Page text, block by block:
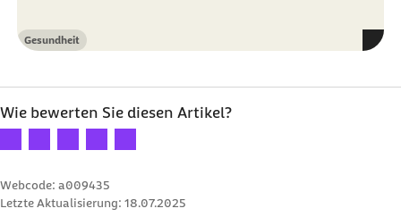
Kategorie
Gesundheit
Wie bewerten Sie diesen Artikel?
Webcode: a009435
Letzte Aktualisierung: 18.07.2025